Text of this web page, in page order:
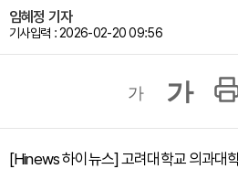
임혜정 기자
기사입력 : 2026-02-20 09:56
가 가
[Hinews 하이뉴스] 고려대학교 의과대